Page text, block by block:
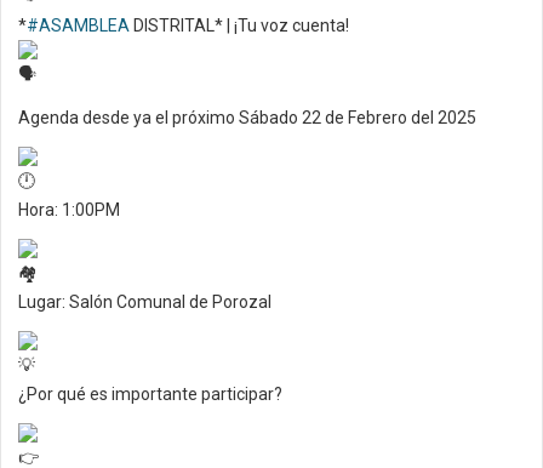
*#ASAMBLEA DISTRITAL* | ¡Tu voz cuenta!
Agenda desde ya el próximo Sábado 22 de Febrero del 2025
Hora: 1:00PM
Lugar: Salón Comunal de Porozal
¿Por qué es importante participar?